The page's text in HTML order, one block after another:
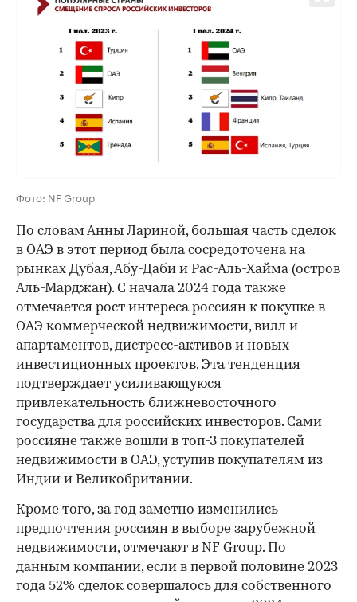
Фото: NF Group
По словам Анны Лариной, большая часть сделок
в ОАЭ в этот период была сосредоточена на
рынках Дубая, Абу-Даби и Рас-Аль-Хайма (остров
Аль-Марджан). С начала 2024 года также
отмечается рост интереса россиян к покупке в
ОАЭ коммерческой недвижимости, вилл и
апартаментов, дистресс-активов и новых
инвестиционных проектов. Эта тенденция
подтверждает усиливающуюся
привлекательность ближневосточного
государства для российских инвесторов. Сами
россияне также вошли в топ-3 покупателей
недвижимости в ОАЭ, уступив покупателям из
Индии и Великобритании.
Кроме того, за год заметно изменились
предпочтения россиян в выборе зарубежной
недвижимости, отмечают в NF Group. По
данным компании, если в первой половине 2023
года 52% сделок совершалось для собственного